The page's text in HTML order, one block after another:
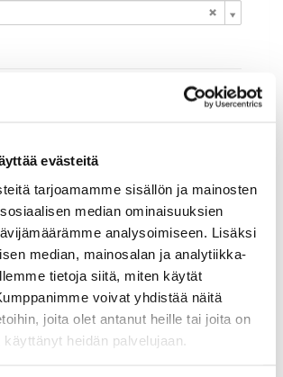
evästeitä
tarjoamamme sisällön ja mainosten
median ominaisuuksien
analysoimiseen. Lisäksi
median, mainosalan ja analytiikka-
tietoja siitä, miten käytät
voivat yhdistää näitä
joita olet antanut heille tai joita on
heidän palvelujaan.
(*)